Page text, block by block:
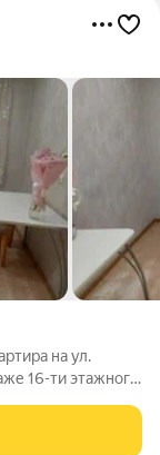
на ул.
16-ти этажного
на две